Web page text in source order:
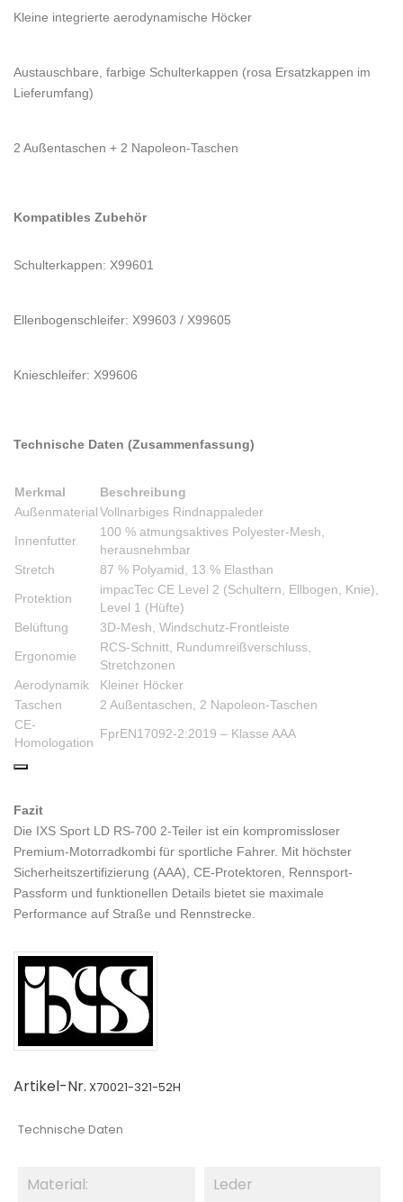
Kleine integrierte aerodynamische Höcker
Austauschbare, farbige Schulterkappen (rosa Ersatzkappen im
Lieferumfang)
2 Außentaschen + 2 Napoleon-Taschen
Kompatibles Zubehör
Schulterkappen: X99601
Ellenbogenschleifer: X99603 / X99605
Knieschleifer: X99606
Technische Daten (Zusammenfassung)
Merkmal
Beschreibung
AußenmaterialVollnarbiges Rindnappaleder
Innenfutter
100 % atmungsaktives Polyester-Mesh,
herausnehmbar
Stretch
87 % Polyamid, 13 % Elasthan
Protektion
impacTec CE Level 2 (Schultern, Ellbogen, Knie),
Level 1 (Hüfte)
Belüftung
3D-Mesh, Windschutz-Frontleiste
Ergonomie
RCS-Schnitt, Rundumreißverschluss,
Stretchzonen
Aerodynamik
Kleiner Höcker
Taschen
2 Außentaschen, 2 Napoleon-Taschen
CE-
Homologation
FprEN17092-2:2019 – Klasse AAA
Fazit
Die IXS Sport LD RS-700 2-Teiler ist ein kompromissloser
Premium-Motorradkombi für sportliche Fahrer. Mit höchster
Sicherheitszertifizierung (AAA), CE-Protektoren, Rennsport-
Passform und funktionellen Details bietet sie maximale
Performance auf Straße und Rennstrecke.
Artikel-Nr. X70021-321-52H
Technische Daten
Material: Leder